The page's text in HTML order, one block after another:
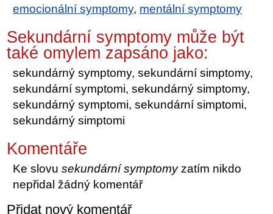
emocionální symptomy, mentální symptomy
Sekundární symptomy může být
také omylem zapsáno jako:
sekundárný symptomy, sekundární simptomy,
sekundární symptomi, sekundárný simptomy,
sekundárný symptomi, sekundární simptomi,
sekundárný simptomi
Komentáře
Ke slovusekundární symptomyzatím nikdo
nepřidal žádný komentář
Přidat nový komentář